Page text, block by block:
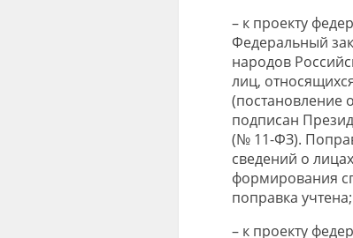
– к проекту
Федеральный
народов
лиц,
(постановление
подписан
(№ 11-ФЗ).
сведений о
формирования
поправка учтена;
– к проекту